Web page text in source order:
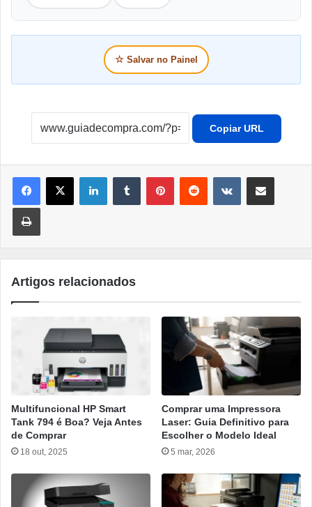
☆ Salvar no Painel
Copiar URL
LinkedinTumblr PinterestReddit VK Compartilhar por e-mail
Imprimir
Artigos relacionados
Multifuncional HP Smart
Tank 794 é Boa? Veja Antes
de Comprar
18 out, 2025
Comprar uma Impressora
Laser: Guia Definitivo para
Escolher o Modelo Ideal
5 mar, 2026